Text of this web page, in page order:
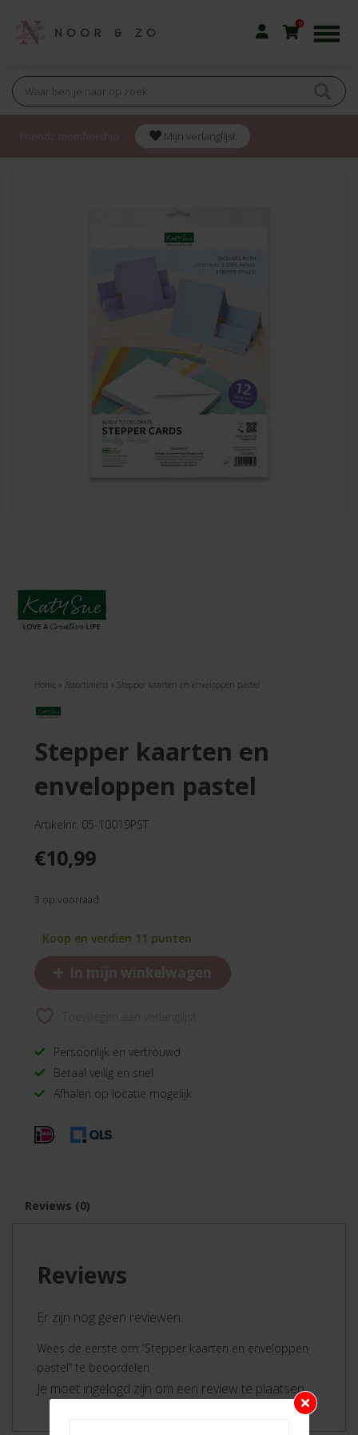
0
Mijn verlanglijst
Home » Assortiment » Stepper kaarten en enveloppen pastel
stepper kaarten en
enveloppen pastel
Artikelnr. 05-10019PST
€10,99
3 op voorraad
Koop en verdien 11 punten
+ In mijn winkelwagen
Persoonlijk en vertrouwd
Betaal veilig en snel
Afhalen op locatie mogelijk
Reviews (0)
Reviews
Er zijn nog geen reviewen.
Wees de eerste om “Stepper kaarten en enveloppen
pastel” te beoordelen
Je moet ingelogd zijn om een review te plaatsen.